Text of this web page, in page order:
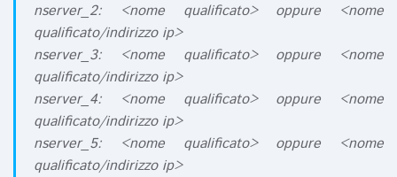
nserver_2: <nome qualificato> oppure <nome
qualificato/indirizzo ip>
nserver_3: <nome qualificato> oppure <nome
qualificato/indirizzo ip>
nserver_4: <nome qualificato> oppure <nome
qualificato/indirizzo ip>
nserver_5: <nome qualificato> oppure <nome
qualificato/indirizzo ip>